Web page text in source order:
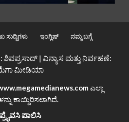
ಸುದ್ದಿಗಳು ಇಂಗ್ಲಿಷ್ ನಮ್ಮ ಬಗ್ಗೆ
ಶಿವಪ್ರಸಾದ್ | ವಿನ್ಯಾಸ ಮತ್ತು ನಿರ್ವಹಣೆ:
ಮೀಡಿಯಾ
ಎಲ್ಲಾ
ಕಾಯ್ದಿರಿಸಲಾಗಿದೆ.
ಪ್ರೈವಸಿ ಪಾಲಿಸಿ